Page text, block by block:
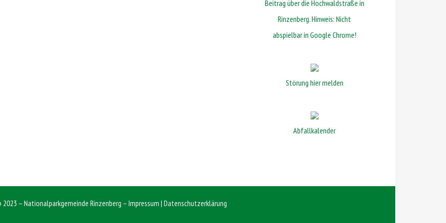
Beitrag über die Hochwaldstraße in
Rinzenberg. Hinweis: Nicht
abspielbar in Google Chrome!
Störung hier melden
Abfallkalender
– Nationalparkgemeinde Rinzenberg – Impressum | Datenschutzerklärung